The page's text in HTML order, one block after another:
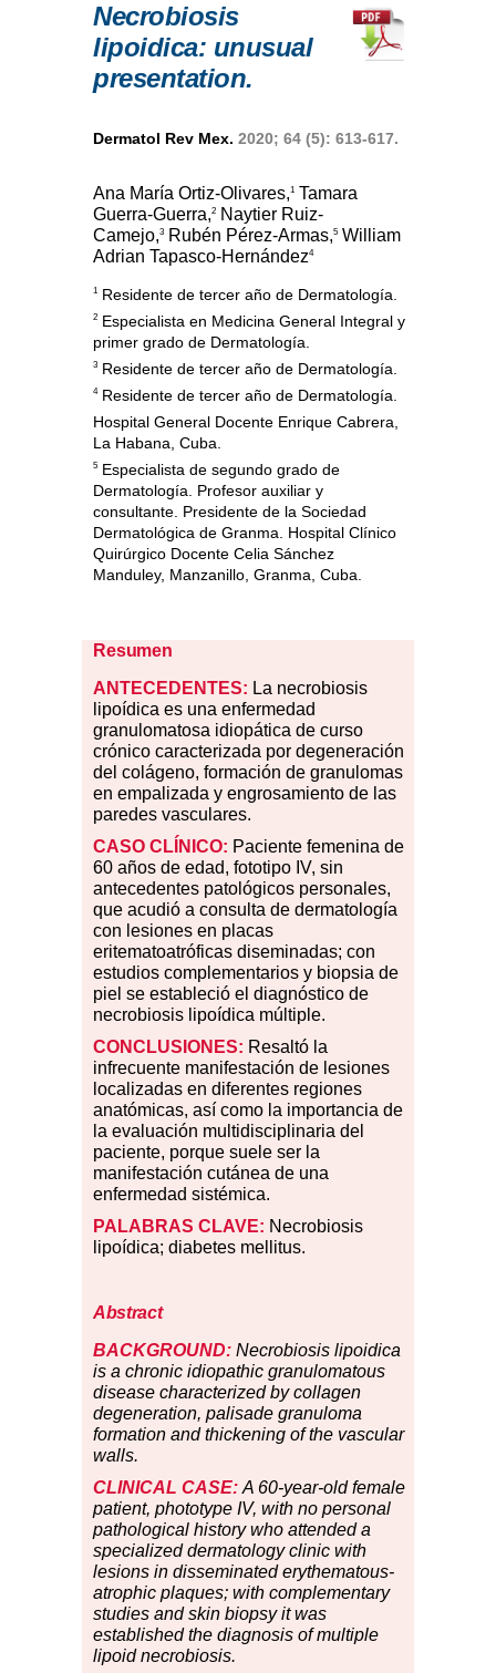
Necrobiosis
lipoidica: unusual
presentation.
Dermatol Rev Mex. 2020; 64 (5): 613-617.
Ana María Ortiz-Olivares,1
Tamara
Guerra-Guerra,2
Naytier Ruiz-
Camejo,3 Rubén Pérez-Armas,5 William
Adrian Tapasco-Hernández4
1 Residente de tercer año de Dermatología.
2 Especialista en Medicina General Integral y
primer grado de Dermatología.
3 Residente de tercer año de Dermatología.
4Residente de tercer año de Dermatología.
Hospital General Docente Enrique Cabrera,
La Habana, Cuba.
5 Especialista de segundo grado de
Dermatología. Profesor auxiliar y
consultante. Presidente de la Sociedad
Dermatológica de Granma. Hospital Clínico
Quirúrgico Docente Celia Sánchez
Manduley, Manzanillo, Granma, Cuba.
Resumen
ANTECEDENTES: La necrobiosis
lipoídica es una enfermedad
granulomatosa idiopática de curso
crónico caracterizada por degeneración
del colágeno, formación de granulomas
en empalizada y engrosamiento de las
paredes vasculares.
CASO CLÍNICO: Paciente femenina de
60 años de edad, fototipo IV, sin
antecedentes patológicos personales,
que acudió a consulta de dermatología
con lesiones en placas
eritematoatróficas diseminadas; con
estudios complementarios y biopsia de
piel se estableció el diagnóstico de
necrobiosis lipoídica múltiple.
CONCLUSIONES: Resaltó la
infrecuente manifestación de lesiones
localizadas en diferentes regiones
anatómicas, así como la importancia de
la evaluación multidisciplinaria del
paciente, porque suele ser la
manifestación cutánea de una
enfermedad sistémica.
PALABRAS CLAVE: Necrobiosis
lipoídica; diabetes mellitus.
Abstract
BACKGROUND: Necrobiosis lipoidica
is a chronic idiopathic granulomatous
disease characterized by collagen
degeneration, palisade granuloma
formation and thickening of the vascular
walls.
CLINICAL CASE: A 60-year-old female
patient, phototype IV, with no personal
pathological history who attended a
specialized dermatology clinic with
lesions in disseminated erythematous-
atrophic plaques; with complementary
studies and skin biopsy it was
established the diagnosis of multiple
lipoid necrobiosis.